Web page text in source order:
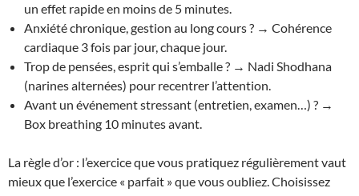
un effet rapide en moins de 5 minutes.
Anxiété chronique, gestion au long cours ? → Cohérence
cardiaque 3 fois par jour, chaque jour.
Trop de pensées, esprit qui s’emballe ? → Nadi Shodhana
(narines alternées) pour recentrer l’attention.
Avant un événement stressant (entretien, examen…) ? →
Box breathing 10 minutes avant.
La règle d’or : l’exercice que vous pratiquez régulièrement vaut
mieux que l’exercice « parfait » que vous oubliez. Choisissez